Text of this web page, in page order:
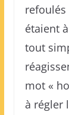
refoulés
étaient
tout
mot «
à régler